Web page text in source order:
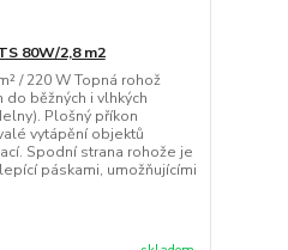
80W/2,8 m2
/ 220 W Topná rohož
běžných i vlhkých
Plošný příkon
vytápění objektů
Spodní strana rohože je
páskami, umožňujícími